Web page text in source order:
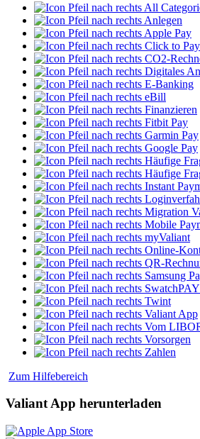
All
Anlegen
Apple Pay
Click to Pay
CO2-
Digitales
E-Banking
eBill
Finanzieren
Fitbit Pay
Garmin Pay
Google Pay
Häufige
Häufige
Instant
Migration
Mobile
myValiant
Online-
QR-
Samsung
Twint
Valiant App
Vom
Vorsorgen
Zahlen
Zum Hilfebereich
Valiant App herunterladen